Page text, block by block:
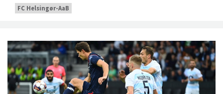
FC Helsingør-AaB